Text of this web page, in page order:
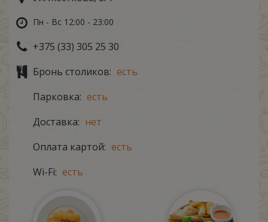
Пн - Вс 12:00 - 23:00
+375 (33) 305 25 30
Бронь столиков: есть
Парковка: есть
Доставка: нет
Оплата картой: есть
Wi-Fi: есть